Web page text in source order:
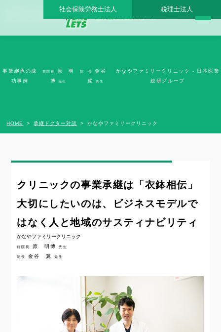
かなやファミリークリニック - 日本医業総研グループ |日本医業総研｜医院開業・承
社会保険労務士法人 税理士法人
事業継承の成
功事例
前院長
原 明
博
先生
院 長
金谷
翼
先生
かなやファミリークリニック - 日本医業
総研グループ
HOME 承継ドクター対談 かなやファミリークリニック
クリニックの事業承継は「衣鉢相伝」
大切にしたいのは、ビジネスモデルで
はなく人と地域のサスティナビリティ
かなやファミリークリニック
前院長 原 明博先生
院長 金谷 翼先生